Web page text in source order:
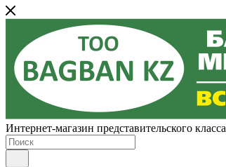
Интернет-магазин представительского класса